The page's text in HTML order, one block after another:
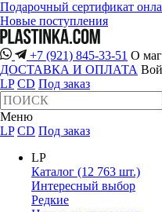
Подарочный сертификат
Новые поступления
+7 (921) 845-33-51 О
ДОСТАВКА И ОПЛАТА
LP CD Под заказ
Меню
LP CD Под заказ
LP
Каталог (12 763 шт.)
Интересный выбор
Редкие